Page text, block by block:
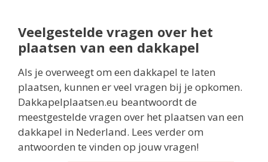
Veelgestelde vragen over het
plaatsen van een dakkapel
Als je overweegt om een dakkapel te laten
plaatsen, kunnen er veel vragen bij je opkomen.
Dakkapelplaatsen.eu beantwoordt de
meestgestelde vragen over het plaatsen van een
dakkapel in Nederland. Lees verder om
antwoorden te vinden op jouw vragen!